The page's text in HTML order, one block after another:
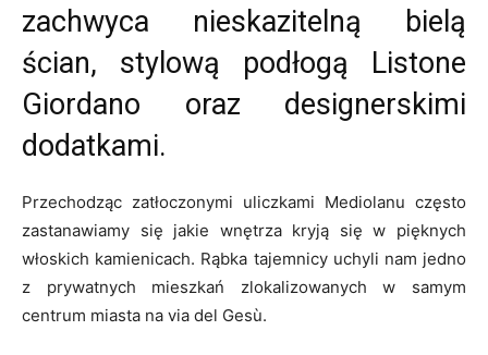
zachwyca nieskazitelną bielą
ścian, stylową podłogą Listone
Giordano oraz designerskimi
dodatkami.
Przechodząc zatłoczonymi uliczkami Mediolanu często
zastanawiamy się jakie wnętrza kryją się w pięknych
włoskich kamienicach. Rąbka tajemnicy uchyli nam jedno
z prywatnych mieszkań zlokalizowanych w samym
centrum miasta na via del Gesù.